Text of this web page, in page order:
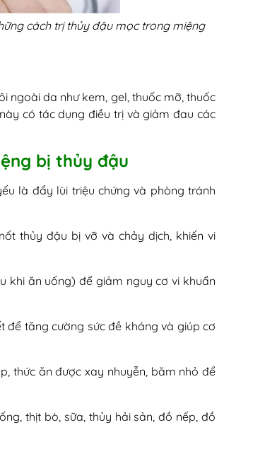
cách trị thủy đậu mọc trong miệng
ngoài da như kem, gel, thuốc mỡ, thuốc
có tác dụng điều trị và giảm đau các
bị thủy đậu
là đẩy lùi triệu chứng và phòng tránh
thủy đậu bị vỡ và chảy dịch, khiến vi
khi ăn uống) để giảm nguy cơ vi khuẩn
để tăng cường sức đề kháng và giúp cơ
thức ăn được xay nhuyễn, băm nhỏ để
thịt bò, sữa, thủy hải sản, đồ nếp, đồ